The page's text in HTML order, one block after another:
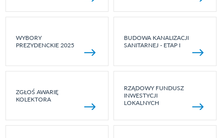
WYBORY
PREZYDENCKIE 2025
BUDOWA KANALIZACJI
SANITARNEJ - ETAP I
ZGŁOŚ AWARIĘ
KOLEKTORA
RZĄDOWY FUNDUSZ
INWESTYCJI
LOKALNYCH